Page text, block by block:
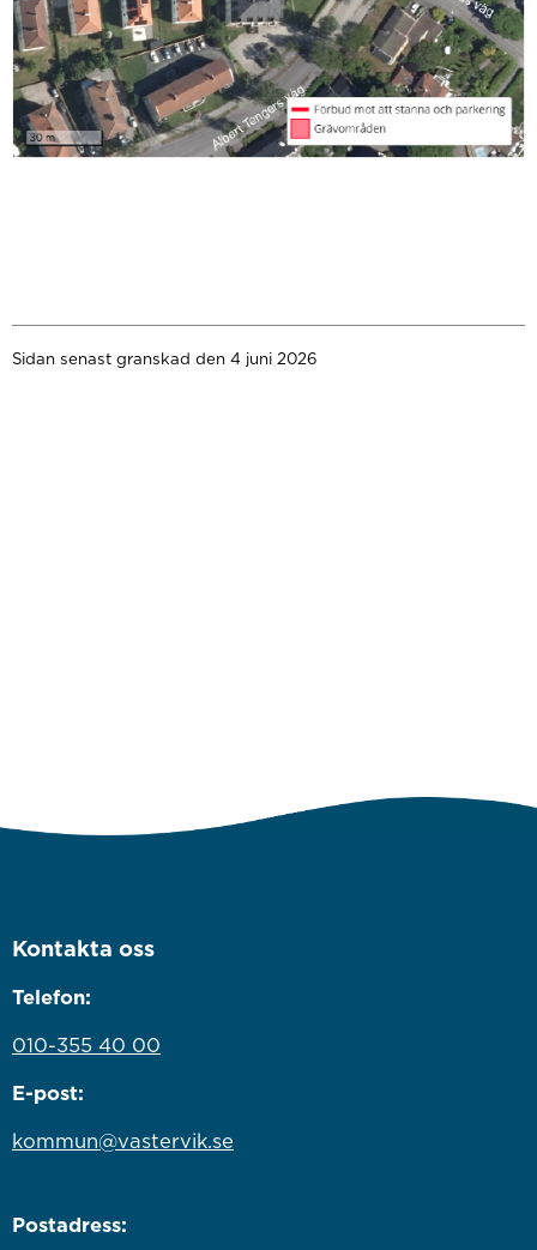
Sidan senast granskad den 4 juni 2026
Kontakta oss
Telefon:
010-355 40 00
E-post:
kommun@vastervik.se
Postadress: